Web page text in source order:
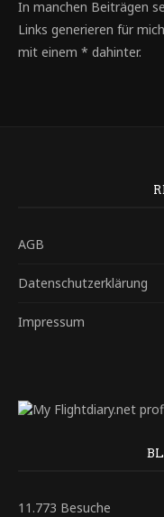
In manchen Beiträgen
Links generieren für
mit einem * dahinter.
AGB
Datenschutzerklärung
Impressum
11.773 Besuche